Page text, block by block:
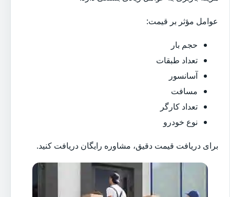
عوامل مؤثر بر قیمت:
حجم بار
تعداد طبقات
آسانسور
مسافت
تعداد کارگر
نوع خودرو
برای دریافت قیمت دقیق، مشاوره رایگان دریافت کنید.